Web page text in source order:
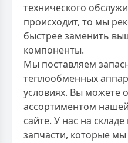
технического
происходит, то мы
быстрее заменить
компоненты.
Мы поставляем
теплообменных
условиях. Вы можете
ассортиментом
сайте. У нас на
запчасти, которые